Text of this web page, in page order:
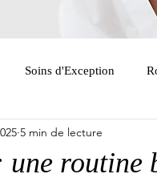
Soins d'Exception
routine
5 min de lecture